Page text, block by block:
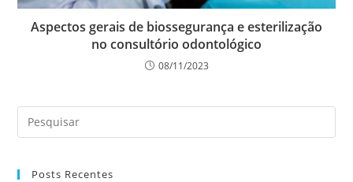
Aspectos gerais de biossegurança e esterilização
no consultório odontológico
08/11/2023
Posts Recentes